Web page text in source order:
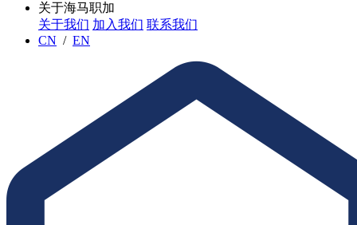
关于海马职加
关于我们 加入我们 联系我们
CN / EN